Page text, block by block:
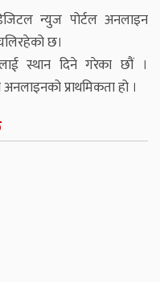
डिजिटल न्युज पोर्टल अनलाइन
छ।
स्थान दिने गरेका छौं ।
अनलाइनको प्राथमिकता हो ।